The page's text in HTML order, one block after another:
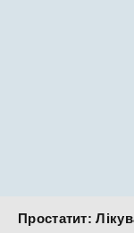
Простатит: